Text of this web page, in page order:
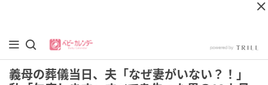
義母の葬儀当日、夫「なぜ妻がいない？！」